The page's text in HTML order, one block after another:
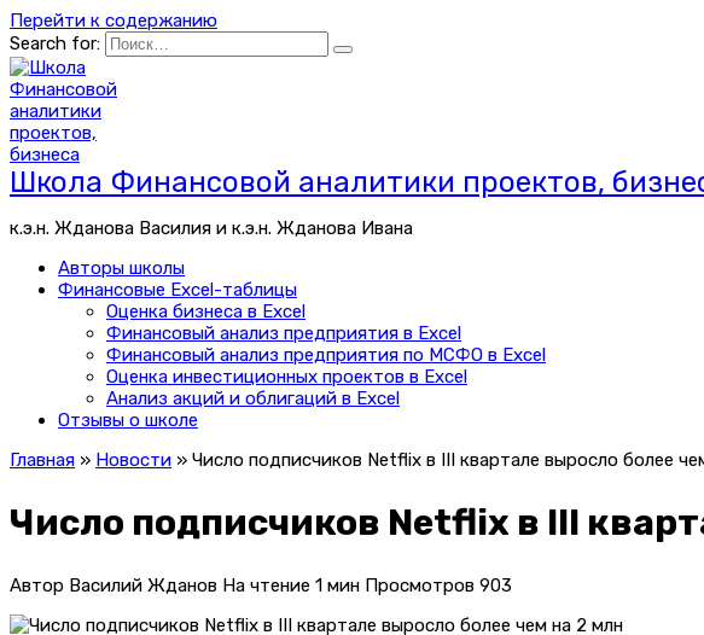
Перейти к содержанию
Search for:
Школа Финансовой аналитики проектов,
к.э.н. Жданова Василия и к.э.н. Жданова Ивана
Авторы школы
Финансовые Excel-таблицы
Оценка бизнеса в Excel
Финансовый анализ предприятия в Excel
Финансовый анализ предприятия по МСФО в Excel
Оценка инвестиционных проектов в Excel
Анализ акций и облигаций в Excel
Отзывы о школе
Главная » Новости » Число подписчиков Netflix в III квартале выросло более
Число подписчиков Netflix в III
Автор Василий Жданов На чтение 1 мин Просмотров 903